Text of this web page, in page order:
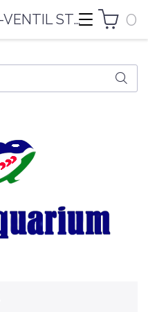
0
AQUA MEDIC RO M-VENTIL STANDARD MÁGNESSZELEP